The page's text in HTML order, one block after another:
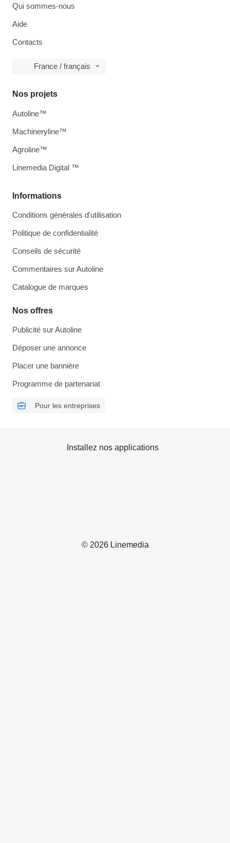
Qui sommes-nous
Aide
Contacts
France / français
Informations
Conditions générales d'utilisation
Politique de confidentialité
Conseils de sécurité
Commentaires sur Autoline
Catalogue de marques
Nos offres
Publicité sur Autoline
Déposer une annonce
Placer une bannière
Programme de partenariat
Pour les entreprises
Nos projets
Autoline™
Machineryline™
Agroline™
Linemedia Digital ™
© 2026 Linemedia
Installez nos applications